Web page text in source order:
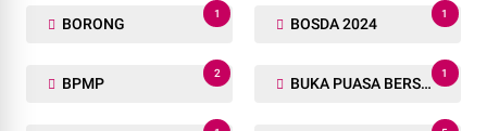
BORONG
1
BOSDA 2024
1
BPMP
2
BUKA PUASA BERSAMA
1